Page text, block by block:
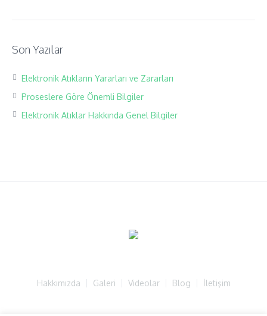
Son Yazılar
Elektronik Atıkların Yararları ve Zararları
Proseslere Göre Önemli Bilgiler
Elektronik Atıklar Hakkında Genel Bilgiler
Hakkımızda Galeri Videolar Blog İletişim